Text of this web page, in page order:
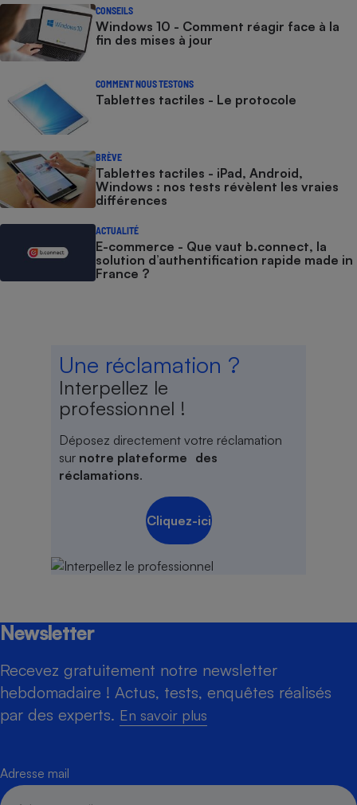
CONSEILS
Windows 10 - Comment réagir face à la
fin des mises à jour
COMMENT NOUS TESTONS
Tablettes tactiles - Le protocole
BRÈVE
Tablettes tactiles - iPad, Android,
Windows : nos tests révèlent les vraies
différences
ACTUALITÉ
E-commerce - Que vaut b.connect, la
solution d’authentification rapide made in
France ?
Une réclamation ?
Interpellez le
professionnel !
Déposez directement votre réclamation
sur notre plateforme des
réclamations.
Cliquez-ici
Newsletter
Recevez gratuitement notre newsletter
hebdomadaire ! Actus, tests, enquêtes réalisés
par des experts. En savoir plus
Adresse mail